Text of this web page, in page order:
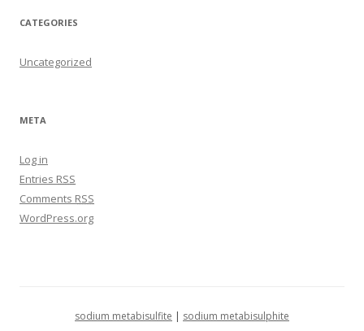
CATEGORIES
Uncategorized
META
Log in
Entries RSS
Comments RSS
WordPress.org
sodium metabisulfite | sodium metabisulphite